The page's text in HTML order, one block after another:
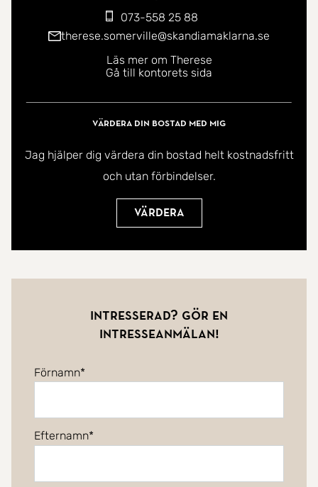
073-558 25 88
therese.somerville@skandiamaklarna.se
Läs mer om Therese
Gå till kontorets sida
Värdera din bostad med mig
Jag hjälper dig värdera din bostad helt kostnadsfritt
och utan förbindelser.
Värdera
Intresserad? Gör en
intresseanmälan!
Förnamn
Efternamn